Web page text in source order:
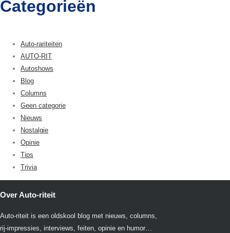
Categorieën
Auto-rariteiten
AUTO-RIT
Autoshows
Blog
Columns
Geen categorie
Nieuws
Nostalgie
Opinie
Tips
Trivia
Over Auto-riteit
Auto-riteit is een oldskool blog met nieuws, columns,
rij-impressies, interviews, feiten, opinie en humor…